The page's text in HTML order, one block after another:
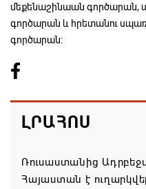
մեքենաշինաան գործարան,
գործարան և հրետանու
գործարան:
ԼՐԱՀՈՍ
Ռուսաստանից
Հայաստան է